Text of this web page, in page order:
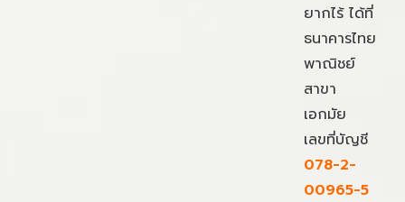
ยากไร้ ได้ที่
ธนาคารไทย
พาณิชย์
สาขา
เอกมัย
เลขที่บัญชี
078-2-
00965-5